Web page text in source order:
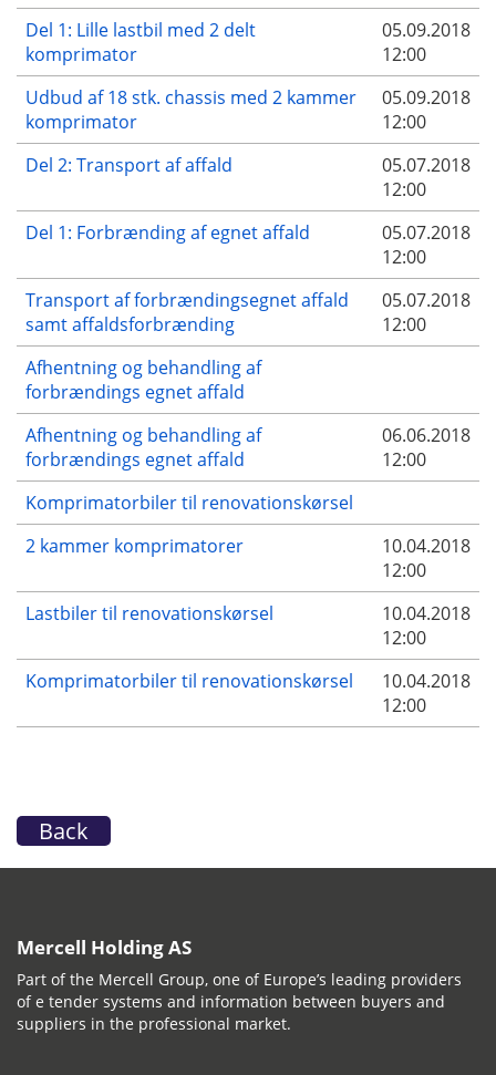
Del 1: Lille lastbil med 2 delt
komprimator
05.09.2018
12:00
Udbud af 18 stk. chassis med 2 kammer
komprimator
05.09.2018
12:00
Del 2: Transport af affald
05.07.2018
12:00
Del 1: Forbrænding af egnet affald
05.07.2018
12:00
Transport af forbrændingsegnet affald
samt affaldsforbrænding
05.07.2018
12:00
Afhentning og behandling af
forbrændings egnet affald
Afhentning og behandling af
forbrændings egnet affald
06.06.2018
12:00
Komprimatorbiler til renovationskørsel
2 kammer komprimatorer
10.04.2018
12:00
Lastbiler til renovationskørsel
10.04.2018
12:00
Komprimatorbiler til renovationskørsel
10.04.2018
12:00
Back
Mercell Holding AS
Part of the Mercell Group, one of Europe’s leading providers
of e tender systems and information between buyers and
suppliers in the professional market.